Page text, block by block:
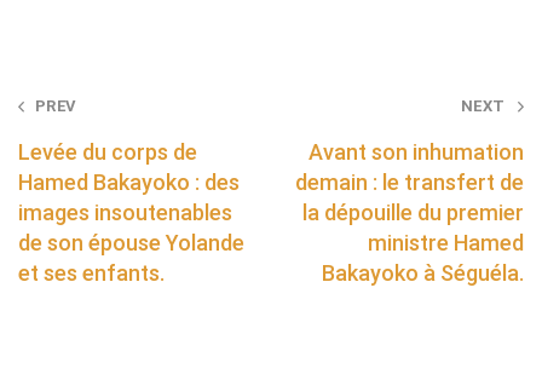
Post
navigation
PREV
Levée du corps de
Hamed Bakayoko : des
images insoutenables
de son épouse Yolande
et ses enfants.
NEXT
Avant son inhumation
demain : le transfert de
la dépouille du premier
ministre Hamed
Bakayoko à Séguéla.